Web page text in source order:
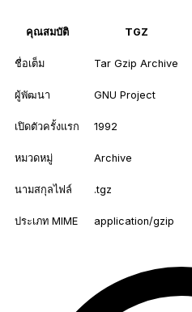
คุณสมบัติ TGZ
ชื่อเต็ม Tar Gzip Archive
ผู้พัฒนา GNU Project
เปิดตัวครั้งแรก 1992
หมวดหมู่ Archive
นามสกุลไฟล์ .tgz
ประเภท MIME application/gzip